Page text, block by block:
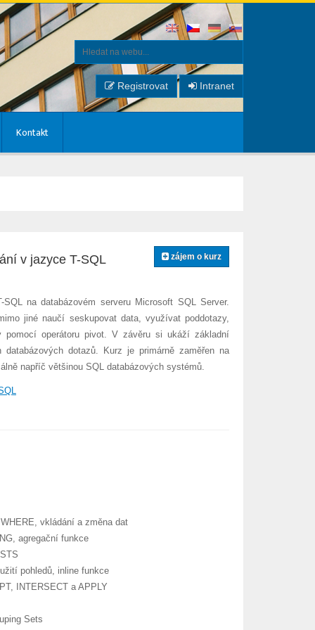
Registrovat Intranet
Kontakt
zájem o kurz
v jazyce T-SQL
na databázovém serveru Microsoft SQL Server.
jiné naučí seskupovat data, využívat poddotazy,
operátoru pivot. V závěru si ukáží základní
dotazů. Kurz je primárně zaměřen na
napříč většinou SQL databázových systémů.
vkládání a změna dat
agregační funkce
pohledů, inline funkce
INTERSECT a APPLY
Sets